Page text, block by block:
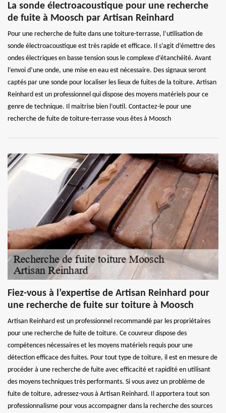
La sonde électroacoustique pour une recherche
de fuite à Moosch par Artisan Reinhard
Pour une recherche de fuite dans une toiture-terrasse, l’utilisation de
sonde électroacoustique est très rapide et efficace. Il s’agit d’émettre des
ondes électriques en basse tension sous le complexe d’étanchéité. Avant
l’envoi d’une onde, une mise en eau est nécessaire. Des signaux seront
captés par une sonde pour localiser les lieux de fuites de la toiture. Artisan
Reinhard est un professionnel qui dispose des moyens matériels pour ce
genre de technique. Il maitrise bien l’outil. Contactez-le pour une
recherche de fuite de toiture-terrasse vous êtes à Moosch
Fiez-vous à l’expertise de Artisan Reinhard pour
une recherche de fuite sur toiture à Moosch
Artisan Reinhard est un professionnel recommandé par les propriétaires
pour une recherche de fuite de toiture. Ce couvreur dispose des
compétences nécessaires et les moyens matériels requis pour une
détection efficace des fuites. Pour tout type de toiture, il est en mesure de
procéder à une recherche de fuite avec efficacité et rapidité en utilisant
des moyens techniques très performants. Si vous avez un problème de
fuite de toiture, adressez-vous à Artisan Reinhard. Il apportera tout son
professionnalisme pour vous accompagner dans la recherche des sources